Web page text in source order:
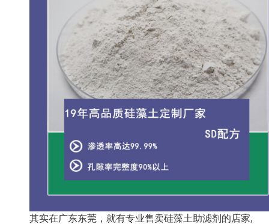
其实在广东东莞，就有专业售卖硅藻土助滤剂的店家,